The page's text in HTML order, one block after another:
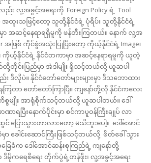
လည်း လူ့အခွင့်အရေးကို Foreign Policy ရဲ့ Tool
အထူးသဖြင့်တော့ သူတို့နိုင်ငံရဲ့ ပုံရိပ်၊ သူတို့နိုင်ငံရဲ့
ာ အဆင့်နေရာရရှိမူကို ဖန်တီးကြတယ်။ နောက် လူ့အ
အဖြစ် ကိုင်စွဲအသုံးပြုပြီးတော့ ကိုယ့်နိုင်ငံရဲ့ Image၊
ကိုယ့်နိုင်ငံရဲ့ နိုင်ငံတကာမှာ အဆင့်နေရာရမူကို ယူတဲ့
ာ်တို့တိုင်းပြည်မှာ အဲဒါမျိုး ရှိသင့်တယ်လို့ ယူဆပါ
ဒီလိုပဲ။ နိုင်ငံတော်တော်များများမှာ ဒီသဘောထား
ြတာ တော်တော်ကြာပြီ။ ကျနော်တို့လို နိုင်ငံကလေး
ကိစ္စမျိုး အာရုံစိုက်သင့်တယ်လို့ ယူဆပါတယ်။ ဒေါ်
ရပြီးနောက်ပိုင်းမှာ စင်ကာပူဝန်ကြီးချုပ် လာ
ောသွားတာလားတော့ မသိဘူးပေါ့။ ဒေါ်အောင်
ခေါင်းဆောင်ကြီးဖြစ်သင့်တယ်လို့ ဖိတ်ခေါ် သွား
ြေခံက ဒေါ်အောင်ဆန်းစုကြည်ရဲ့ ကျနော်တို့
ဒီမိုကရေစီရေး တိုက်ပွဲရဲ့တန်ဖိုး၊ လူ့အခွင့်အရေး